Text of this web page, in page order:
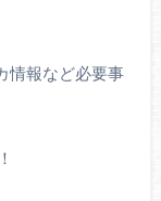
情報など必要事